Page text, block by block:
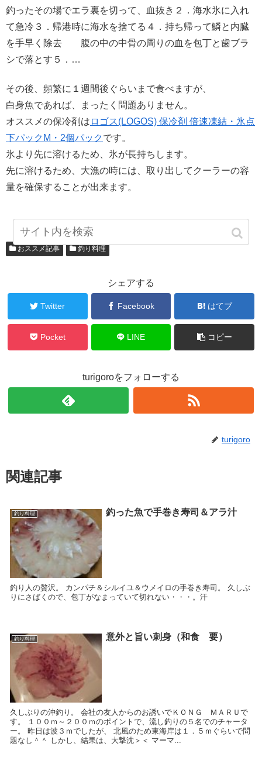
釣ったその場でエラ裏を切って、血抜き２．海水氷に入れ
て急冷３．帰港時に海水を捨てる４．持ち帰って鱗と内臓
を手早く除去 腹の中の中骨の周りの血を包丁と歯ブラ
シで落とす５．…
その後、頻繁に１週間後ぐらいまで食べますが、
白身魚であれば、まったく問題ありません。
オススメの保冷剤は ロゴス(LOGOS) 保冷剤 倍速凍結・氷点
下パックM・2個パックです。
氷より先に溶けるため、氷が長持ちします。
先に溶けるため、大漁の時には、取り出してクーラーの容
量を確保することが出来ます。
おススメ記事 釣り料理
シェアする
Twitter Facebook はてブ
Pocket LINE コピー
turigoroをフォローする
turigoro
関連記事
釣り料理 釣った魚で手巻き寿司＆アラ汁
釣り人の贅沢。 カンパチ＆シルイユ＆ウメイロの手巻き寿司。 久しぶ
りにさばくので、包丁がなまっていて切れない・・・。汗
釣り料理 意外と旨い刺身（和食 要）
久しぶりの沖釣り。 会社の友人からのお誘いでＫＯＮＧ ＭＡＲＵで
す。 １００ｍ～２００ｍのポイントで、流し釣りの５名でのチャータ
ー。 昨日は波３ｍでしたが、 北風のため東海岸は１．５ｍぐらいで問
題なし＾＾ しかし、結果は、大撃沈＞＜ マーマ...